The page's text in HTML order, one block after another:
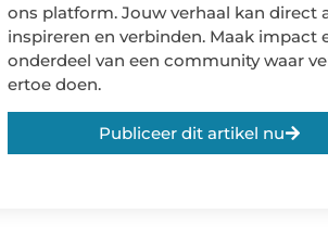
ons platform. Jouw verhaal kan direct
inspireren en verbinden. Maak impact
onderdeel van een community waar
ertoe doen.
Publiceer dit artikel nu